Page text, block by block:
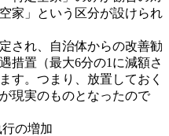
家」という区分が設けられ
され、自治体からの改善勧
措置（最大6分の1に減額さ
す。つまり、放置しておく
現実のものとなったので
の増加